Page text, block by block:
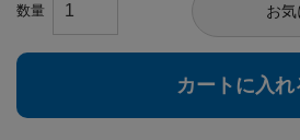
お
カートに入れ